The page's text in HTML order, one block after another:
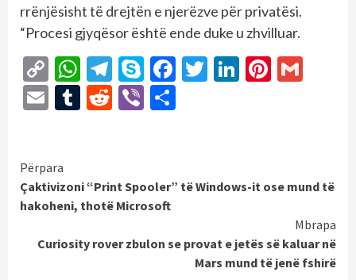
rrënjësisht të drejtën e njerëzve për privatësi.
“Procesi gjyqësor është ende duke u zhvilluar.
Copy
Link
WhatsApp
Telegram
SkypeFacebook
Twitter
LinkedIn
EmailTumblr
Reddit
Viber
Continue
Reading
Përpara
Çaktivizoni “Print Spooler” të Windows-it ose mund të
hakoheni, thotë Microsoft
Mbrapa
Curiosity rover zbulon se provat e jetës së kaluar në
Mars mund të jenë fshirë